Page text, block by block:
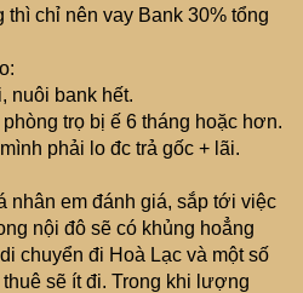
chỉ nên vay Bank 30% tổng
nuôi bank hết.
trọ bị ế 6 tháng hoặc hơn.
phải lo đc trả gốc + lãi.
nhân em đánh giá, sắp tới việc
nội đô sẽ có khủng hoẳng
chuyển đi Hoà Lạc và một số
sẽ ít đi. Trong khi lượng